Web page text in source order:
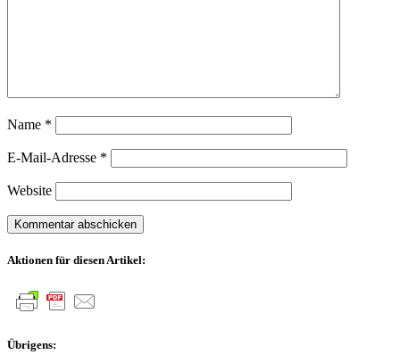
Name *
E-Mail-Adresse *
Website
Aktionen für diesen Artikel:
Übrigens: